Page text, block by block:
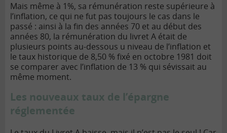
Mais même à 1%, sa rémunération reste supérieure à
l’inflation, ce qui ne fut pas toujours le cas dans le
passé : ainsi à la fin des années 70 et au début des
années 80, la rémunération du livret A était de
plusieurs points au-dessous u niveau de l’inflation et
le taux historique de 8,50 % fixé en octobre 1981 doit
se comparer avec l’inflation de 13 % qui sévissait au
même moment.
Les nouveaux taux de l’épargne
réglementée